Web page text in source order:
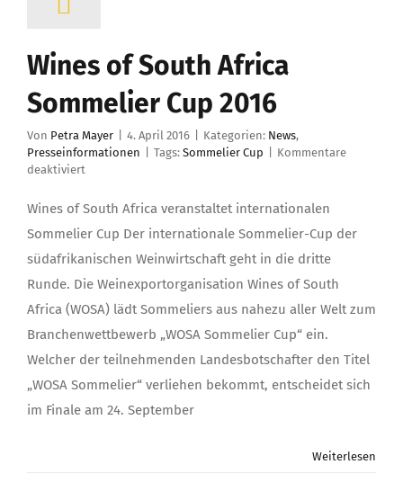
Wines of South Africa
Sommelier Cup 2016
Von Petra Mayer 4. April 2016 Kategorien: News,
Presseinformationen
Tags: Sommelier Cup
Kommentare
deaktiviert
of
Africa
Sommelier
2016
Wines of South Africa veranstaltet internationalen
Sommelier Cup Der internationale Sommelier-Cup der
südafrikanischen Weinwirtschaft geht in die dritte
Runde. Die Weinexportorganisation Wines of South
Africa (WOSA) lädt Sommeliers aus nahezu aller Welt zum
Branchenwettbewerb „WOSA Sommelier Cup“ ein.
Welcher der teilnehmenden Landesbotschafter den Titel
„WOSA Sommelier“ verliehen bekommt, entscheidet sich
im Finale am 24. September
Weiterlesen